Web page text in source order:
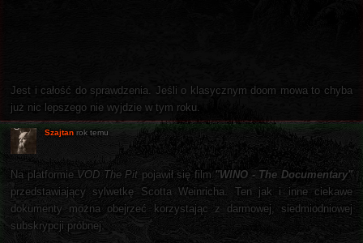
Jest i całość do sprawdzenia. Jeśli o klasycznym doom mowa to chyba
już nic lepszego nie wyjdzie w tym roku.
Szajtan rok temu
Na platformie VOD The Pit pojawił się film "WINO - The Documentary"
przedstawiający sylwetkę Scotta Weinricha. Ten jak i inne ciekawe
dokumenty można obejrzeć korzystając z darmowej, siedmiodniowej
subskrypcji próbnej.